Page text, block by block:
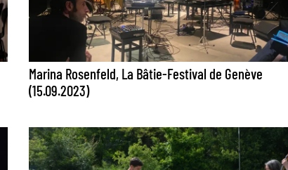
Marina Rosenfeld, La Bâtie-Festival de Genève
(15.09.2023)